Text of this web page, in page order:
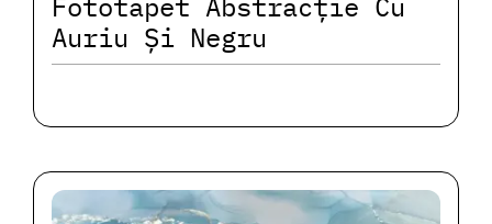
Auriu Și Negru